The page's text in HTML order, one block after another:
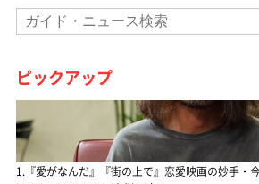
ピックアップ
1.『愛がなんだ』『街の上で』恋愛映画の妙手・